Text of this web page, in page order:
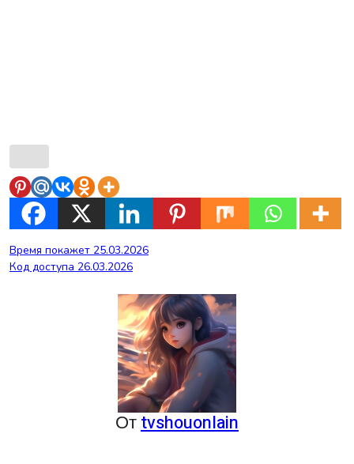
Навигация
по
Время покажет 25.03.2026
Код доступа 26.03.2026
Отtvshouonlain